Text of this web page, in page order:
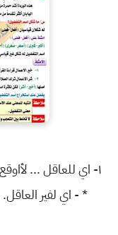
١- اي للعاقل ... لأاوقع بعده عاقل اي رجل تشاهد فسلم عليه
* - اي لفير